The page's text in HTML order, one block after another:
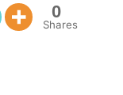
0
Shares